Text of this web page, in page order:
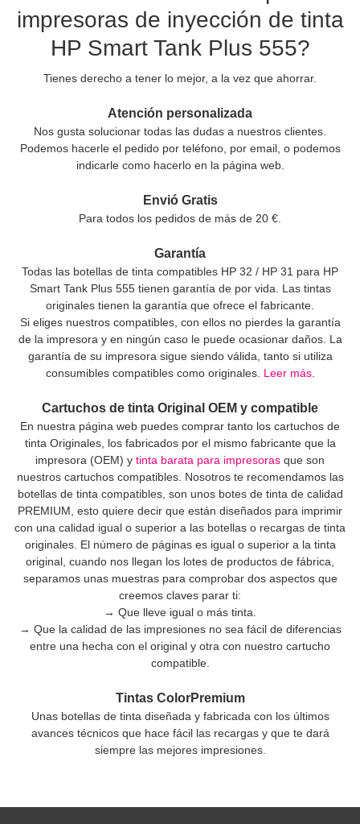
impresoras de inyección de tinta
HP Smart Tank Plus 555?
Tienes derecho a tener lo mejor, a la vez que ahorrar.
Atención personalizada
Nos gusta solucionar todas las dudas a nuestros clientes.
Podemos hacerle el pedido por teléfono, por email, o podemos
indicarle como hacerlo en la página web.
Envió Gratis
Para todos los pedidos de más de 20 €.
Garantía
Todas las botellas de tinta compatibles HP 32 / HP 31 para HP
Smart Tank Plus 555 tienen garantía de por vida. Las tintas
originales tienen la garantía que ofrece el fabricante.
Si eliges nuestros compatibles, con ellos no pierdes la garantía
de la impresora y en ningún caso le puede ocasionar daños. La
garantía de su impresora sigue siendo válida, tanto si utiliza
consumibles compatibles como originales. Leer más.
Cartuchos de tinta Original OEM y compatible
En nuestra página web puedes comprar tanto los cartuchos de
tinta Originales, los fabricados por el mismo fabricante que la
impresora (OEM) y tinta barata para impresoras que son
nuestros cartuchos compatibles. Nosotros te recomendamos las
botellas de tinta compatibles, son unos botes de tinta de calidad
PREMIUM, esto quiere decir que están diseñados para imprimir
con una calidad igual o superior a las botellas o recargas de tinta
originales. El número de páginas es igual o superior a la tinta
original, cuando nos llegan los lotes de productos de fábrica,
separamos unas muestras para comprobar dos aspectos que
creemos claves parar ti:
→ Que lleve igual o más tinta.
→ Que la calidad de las impresiones no sea fácil de diferencias
entre una hecha con el original y otra con nuestro cartucho
compatible.
Tintas ColorPremium
Unas botellas de tinta diseñada y fabricada con los últimos
avances técnicos que hace fácil las recargas y que te dará
siempre las mejores impresiones.